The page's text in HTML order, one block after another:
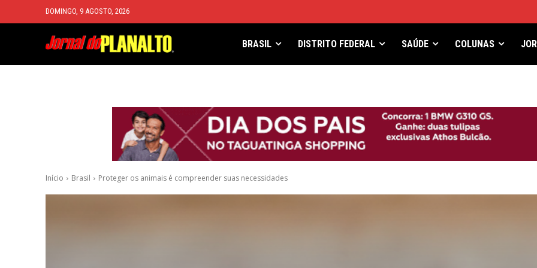
DOMINGO, 9 AGOSTO, 2026
BRASIL DISTRITO FEDERAL SAÚDE COLUNAS
Início Brasil Proteger os animais é compreender suas necessidades